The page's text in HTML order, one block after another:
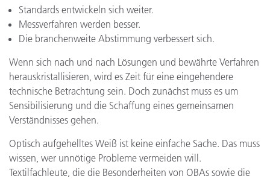
Standards entwickeln sich weiter.
Messverfahren werden besser.
Die branchenweite Abstimmung verbessert sich.
Wenn sich nach und nach Lösungen und bewährte Verfahren
herauskristallisieren, wird es Zeit für eine eingehendere
technische Betrachtung sein. Doch zunächst muss es um
Sensibilisierung und die Schaffung eines gemeinsamen
Verständnisses gehen.
Optisch aufgehelltes Weiß ist keine einfache Sache. Das muss
wissen, wer unnötige Probleme vermeiden will.
Textilfachleute, die die Besonderheiten von OBAs sowie die